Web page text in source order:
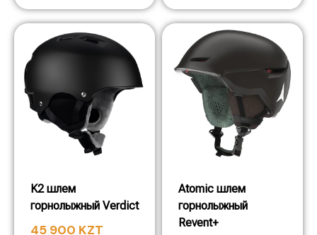
K2 шлем
горнолыжный Verdict
45 900 KZT
Atomic шлем
горнолыжный
Revent+